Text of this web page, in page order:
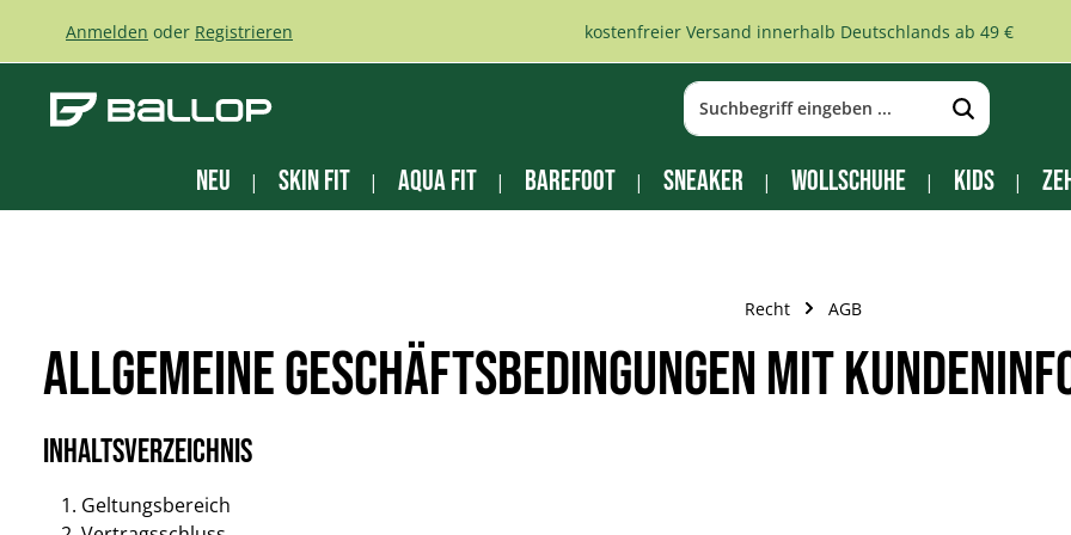
Hauptinhalt springen
Zur Suche springen
Zur Hauptnavigation springen
Anmelden oder Registrieren kostenfreier Versand innerhalb Deutschlands ab 49 €
NEU Skin Fit Aqua Fit Barefoot Sneaker Wollschuhe Kids
Recht AGB
Allgemeine Geschäftsbedingungen mit
Inhaltsverzeichnis
Geltungsbereich